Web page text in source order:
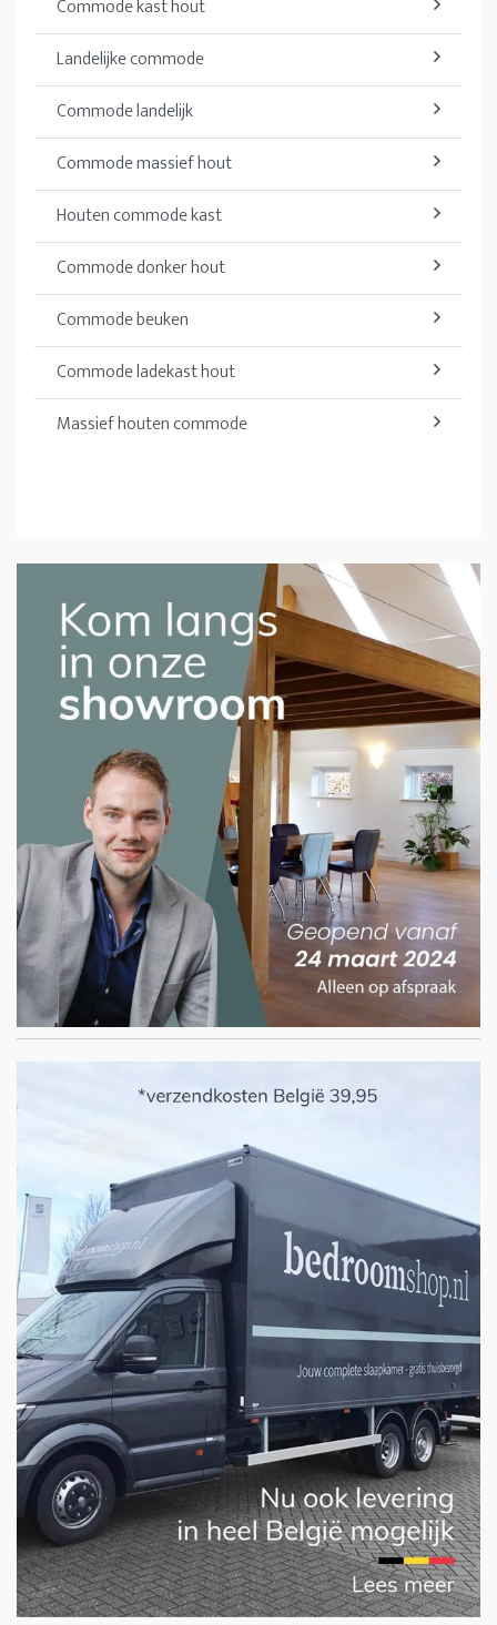
Commode kast hout
Landelijke commode
Commode landelijk
Commode massief hout
Houten commode kast
Commode donker hout
Commode beuken
Commode ladekast hout
Massief houten commode